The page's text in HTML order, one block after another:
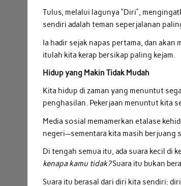
Tulus, melalui lagunya “Diri”,
sendiri adalah teman seperjalanan
Ia hadir sejak napas pertama, dan
itulah kita kerap bersikap paling kejam.
Hidup yang Makin Tidak Mudah
Kita hidup di zaman yang menuntut
penghasilan. Pekerjaan menuntut kita
Media sosial memamerkan etalase
negeri—sementara kita masih berjuang
Di tengah semua itu, ada suara kecil di
kenapa kamu tidak?Suara itu bukan
Suara itu berasal dari diri kita sendiri: